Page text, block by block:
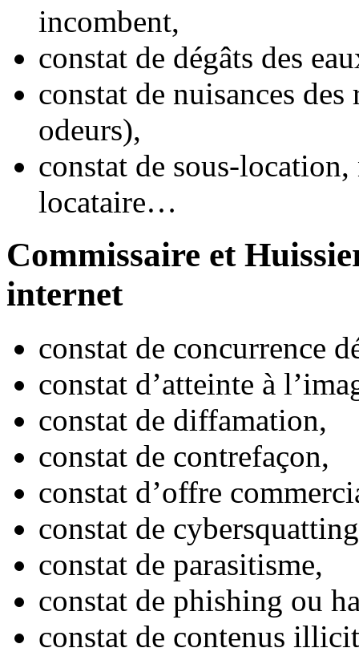
incombent,
constat de dégâts des
constat de nuisances
odeurs),
constat de sous-
locataire…
Commissaire et
internet
constat de concurrence
constat d’atteinte à
constat de diffamation,
constat de contrefaçon,
constat d’offre
constat de
constat de parasitisme,
constat de phishing ou
constat de contenus